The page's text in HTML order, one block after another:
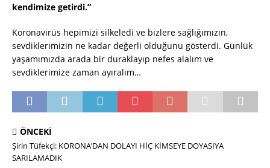
kendimize getirdi.”
Koronavirüs hepimizi silkeledi ve bizlere sağlığımızın,
sevdiklerimizin ne kadar değerli olduğunu gösterdi. Günlük
yaşamımızda arada bir duraklayıp nefes alalım ve
sevdiklerimize zaman ayıralım…
ÖNCEKI
Şirin Tüfekçi: KORONA’DAN DOLAYI HİÇ KİMSEYE DOYASIYA
SARILAMADIK